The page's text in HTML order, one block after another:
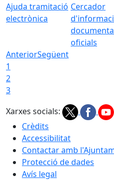
Ajuda tramitació
electrònica
Cercador
oficials
AnteriorSegüent
1
2
3
Xarxes socials:
Crèdits
Accessibilitat
Contactar amb
Protecció de dades
Avís legal